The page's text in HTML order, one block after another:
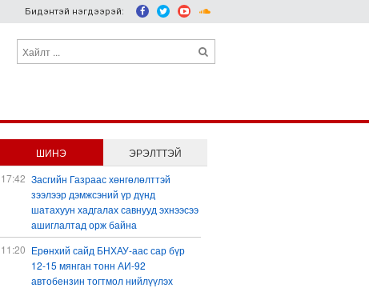
Бидэнтэй нэгдээрэй:
ШИНЭ
ЭРЭЛТТЭЙ
17:42 Засгийн Газраас хөнгөлөлттэй
зээлээр дэмжсэний үр дүнд
шатахуун хадгалах савнууд эхнээсээ
ашиглалтад орж байна
11:20 Ерөнхий сайд БНХАУ-аас сар бүр
12-15 мянган тонн АИ-92
автобензин тогтмол нийлүүлэх